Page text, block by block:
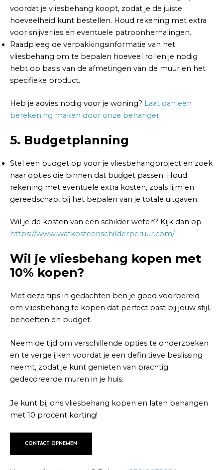
voordat je vliesbehang koopt, zodat je de juiste
hoeveelheid kunt bestellen. Houd rekening met extra
voor snijverlies en eventuele patroonherhalingen.
Raadpleeg de verpakkingsinformatie van het
vliesbehang om te bepalen hoeveel rollen je nodig
hebt op basis van de afmetingen van de muur en het
specifieke product.
Heb je advies nodig voor je woning? Laat dan een
berekening maken door onze behanger.
5. Budgetplanning
Stel een budget op voor je vliesbehangproject en zoek
naar opties die binnen dat budget passen. Houd
rekening met eventuele extra kosten, zoals lijm en
gereedschap, bij het bepalen van je totale uitgaven.
Wil je de kosten van een schilder weten? Kijk dan op
https://www.watkosteenschilderperuur.com/
Wil je vliesbehang kopen met
10% kopen?
Met deze tips in gedachten ben je goed voorbereid
om vliesbehang te kopen dat perfect past bij jouw stijl,
behoeften en budget.
Neem de tijd om verschillende opties te onderzoeken
en te vergelijken voordat je een definitieve beslissing
neemt, zodat je kunt genieten van prachtig
gedecoreerde muren in je huis.
Je kunt bij ons vliesbehang kopen en laten behangen
met 10 procent korting!
CONTACT OPNEMEN